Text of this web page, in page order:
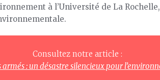
à l’Université de La
Consultez notre article :
armés : un désastre silencieux pour